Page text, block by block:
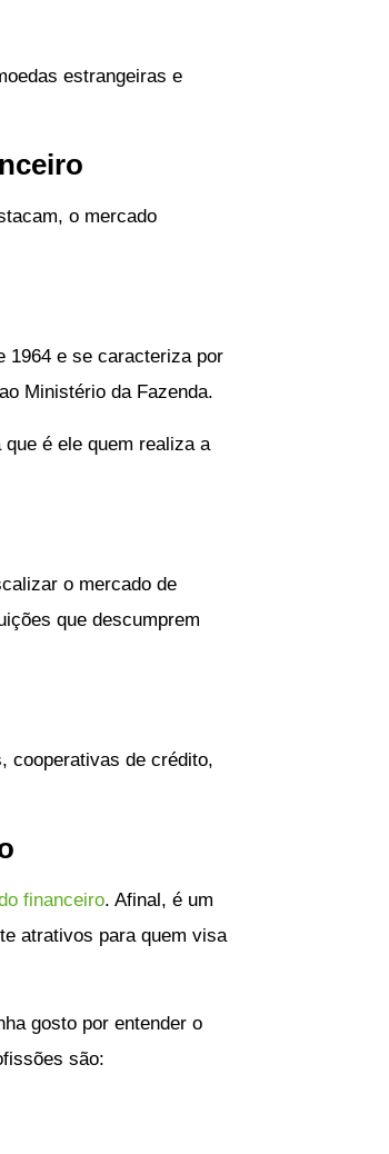
estrangeiras e
o mercado
1964 e se caracteriza por
Ministério da Fazenda.
é ele quem realiza a
o mercado de
que descumprem
cooperativas de crédito,
financeiro. Afinal, é um
atrativos para quem visa
gosto por entender o
são: